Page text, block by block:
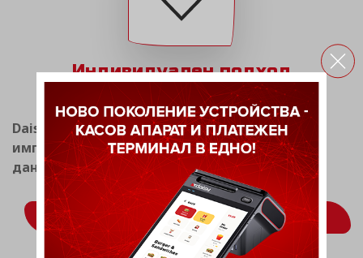
Индивидуален подход
Daisy Tech има опит в разработката и
имплементацията на системи за фискален и
данъчен мениджмънт.
ВИЖ ОЩЕ